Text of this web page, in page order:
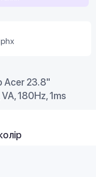
Acer 23.8"
180Hz, 1ms